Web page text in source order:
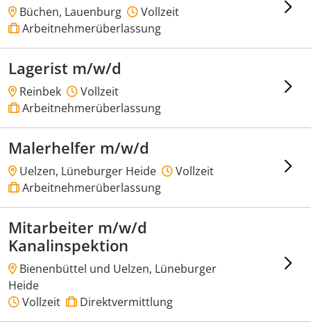
Büchen, Lauenburg
Vollzeit
Arbeitnehmerüberlassung
Lagerist m/w/d
Reinbek
Vollzeit
Arbeitnehmerüberlassung
Malerhelfer m/w/d
Uelzen, Lüneburger Heide
Vollzeit
Arbeitnehmerüberlassung
Mitarbeiter m/w/d
Kanalinspektion
Bienenbüttel und Uelzen, Lüneburger
Heide
Vollzeit
Direktvermittlung